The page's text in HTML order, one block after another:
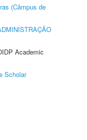
(Câmpus de
Academic
Scholar